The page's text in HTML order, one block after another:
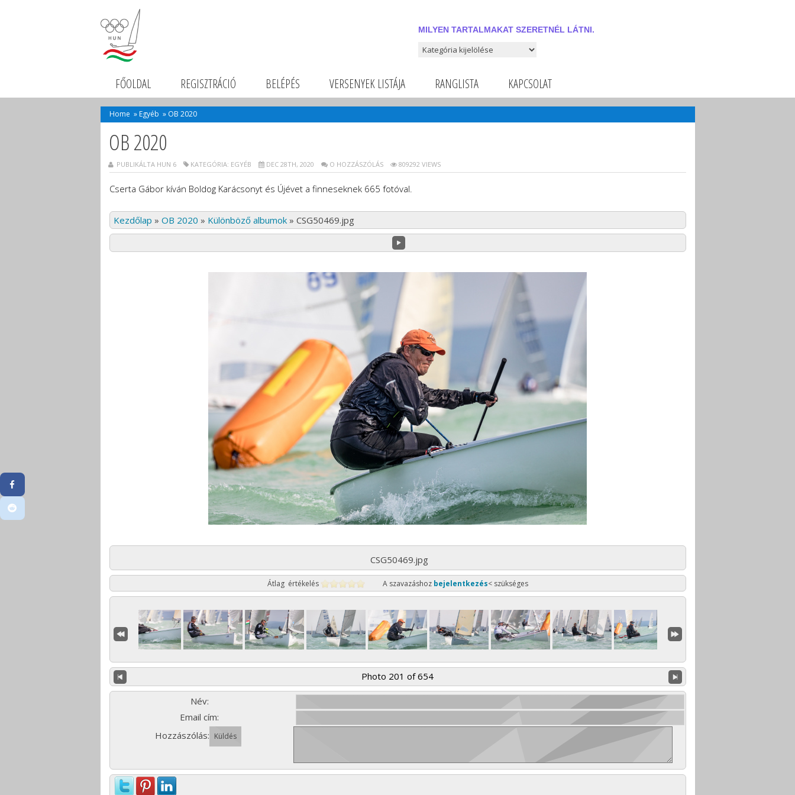
MILYEN TARTALMAKAT SZERETNÉL LÁTNI.
Milyen tartalmakat szeretnél látni.
FŐOLDAL REGISZTRÁCIÓ BELÉPÉS VERSENYEK LISTÁJA RANGLISTA KAPCSOLAT
Home » Egyéb » OB 2020
OB 2020
PUBLIKÁLTA HUN 6 KATEGÓRIA: EGYÉB DEC 28TH, 2020 O HOZZÁSZÓLÁS 809292 VIEWS
Cserta Gábor kíván Boldog Karácsonyt és Újévet a finneseknek 665 fotóval.
Kezdőlap » OB 2020 » Különböző albumok» CSG50469.jpg
CSG50469.jpg
Átlag értékelés A szavazáshoz bejelentkezés< szükséges
Photo 201 of 654
Név:
Email cím:
Hozzászólás: